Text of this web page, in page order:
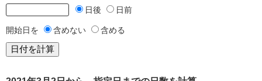
日後 日前
開始日を 含めない 含める